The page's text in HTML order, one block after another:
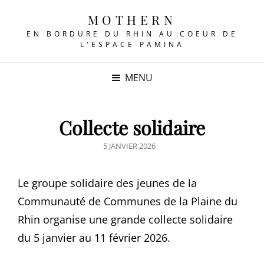
MOTHERN
EN BORDURE DU RHIN AU COEUR DE
L'ESPACE PAMINA
MENU
Collecte solidaire
POSTED
5 JANVIER 2026
Le groupe solidaire des jeunes de la
Communauté de Communes de la Plaine du
Rhin organise une grande collecte solidaire
du 5 janvier au 11 février 2026.